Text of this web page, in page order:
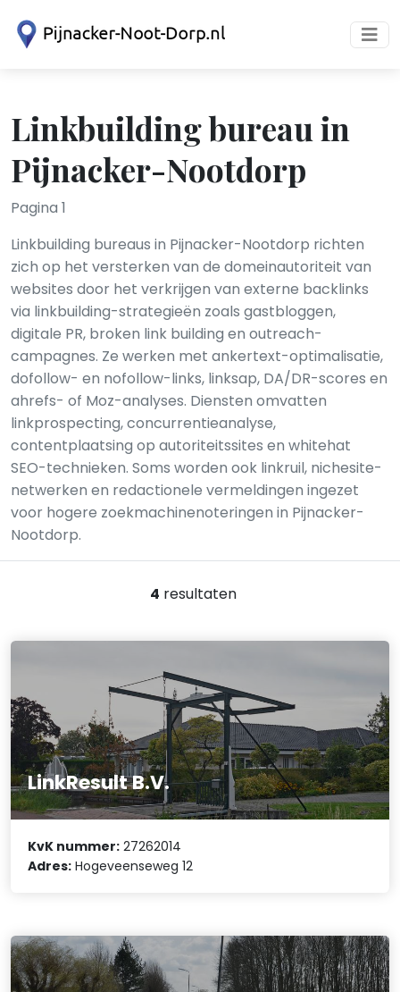
Linkbuilding bureau in
Pijnacker-Nootdorp
Pagina 1
Linkbuilding bureaus in Pijnacker-Nootdorp richten
zich op het versterken van de domeinautoriteit van
websites door het verkrijgen van externe backlinks
via linkbuilding-strategieën zoals gastbloggen,
digitale PR, broken link building en outreach-
campagnes. Ze werken met ankertext-optimalisatie,
dofollow- en nofollow-links, linksap, DA/DR-scores en
ahrefs- of Moz-analyses. Diensten omvatten
linkprospecting, concurrentieanalyse,
contentplaatsing op autoriteitssites en whitehat
SEO-technieken. Soms worden ook linkruil, nichesite-
netwerken en redactionele vermeldingen ingezet
voor hogere zoekmachinenoteringen in Pijnacker-
Nootdorp.
4 resultaten
LinkResult B.V.
KvK nummer: 27262014
Adres: Hogeveenseweg 12